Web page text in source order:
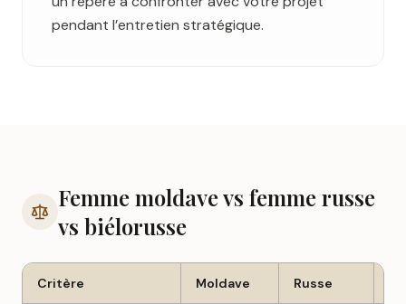
pendant l’entretien stratégique.
Femmemoldavevs femme russe
vs biélorusse
Critère Moldave Russe